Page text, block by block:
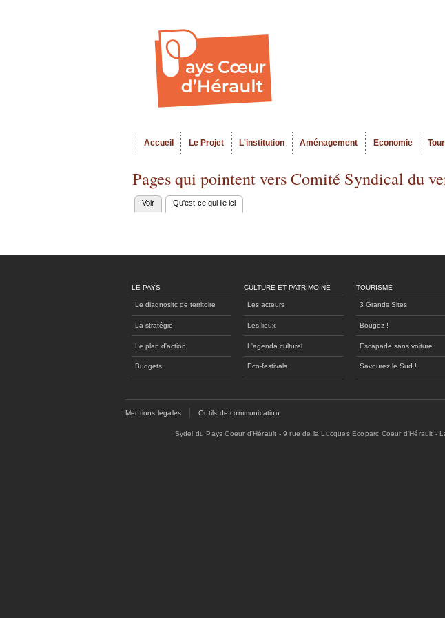
Menu principal
Accueil Le Projet L'institution Aménagement Economie
Pages qui pointent vers Comité Syndical du
Onglets
Voir Qu'est-ce qui lie ici
LE PAYS
Le diagnositc de territoire
La stratégie
Le plan d'action
Budgets
CULTURE ET PATRIMOINE
Les acteurs
Les lieux
L'agenda culturel
Eco-festivals
TOURISME
3 Grands Sites
Bougez !
Escapade sans voiture
Savourez le Sud !
Mentions légales Outils de communication
Sydel du Pays Coeur d'Hérault - 9 rue de la Lucques Ecoparc Coeur d'Hérault